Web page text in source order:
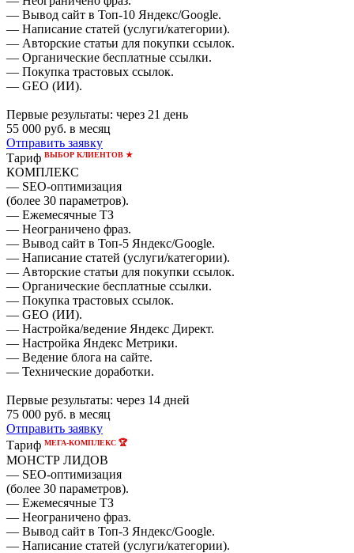
— Вывод сайт в Топ-10 Яндекс/Google.
— Написание статей (услуги/категории).
— Авторские статьи для покупки ссылок.
— Органические бесплатные ссылки.
— Покупка трастовых ссылок.
— GEO (ИИ).
Первые результаты: через 21 день
55 000 руб. в месяц
Отправить заявку
Тариф ВЫБОР КЛИЕНТОВ ★
КОМПЛЕКС
— SEO-оптимизация
(более 30 параметров).
— Ежемесячные ТЗ
— Неограничено фраз.
— Вывод сайт в Топ-5 Яндекс/Google.
— Написание статей (услуги/категории).
— Авторские статьи для покупки ссылок.
— Органические бесплатные ссылки.
— Покупка трастовых ссылок.
— GEO (ИИ).
— Настройка/ведение Яндекс Директ.
— Настройка Яндекс Метрики.
— Ведение блога на сайте.
— Технические доработки.
Первые результаты: через 14 дней
75 000 руб. в месяц
Отправить заявку
Тариф МЕГА-КОМПЛЕКС 🏆
МОНСТР ЛИДОВ
— SEO-оптимизация
(более 30 параметров).
— Ежемесячные ТЗ
— Неограничено фраз.
— Вывод сайт в Топ-3 Яндекс/Google.
— Написание статей (услуги/категории).